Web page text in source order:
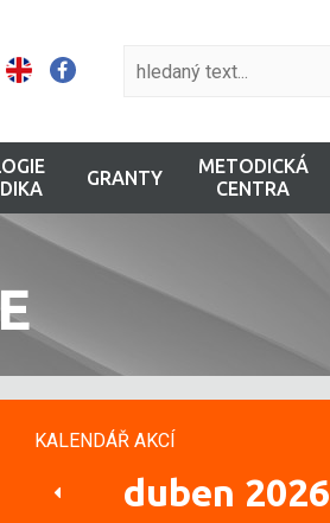
GRANTY
METODICKÁ
CENTRA
KALENDÁŘ AKCÍ
duben 2026